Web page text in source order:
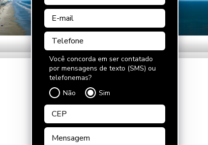
Você concorda em ser contatado
por mensagens de texto (SMS) ou
telefonemas?
Não
Sim